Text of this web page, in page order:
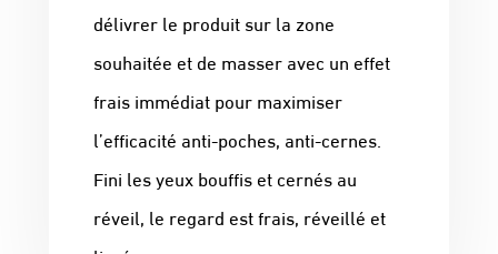
délivrer le produit sur la zone
souhaitée et de masser avec un effet
frais immédiat pour maximiser
l’efficacité anti-poches, anti-cernes.
Fini les yeux bouffis et cernés au
réveil, le regard est frais, réveillé et